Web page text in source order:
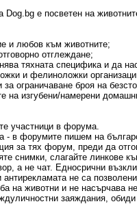
Dog.bg е посветен на
и любов към животните;
отглеждане;
тяхната специфика и да
и фелиноложки
ограничаване броя на
на изгубени/намерени
участници в форума.
- в форумите пишем на
за тях форум, преди да
снимки, слагайте линкове
а не чат. Едносрични
не са
на животни и не насърчава
заяждания,